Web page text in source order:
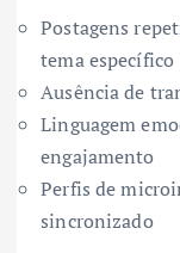
Postagens
tema específico
Ausência de
Linguagem
engajamento
Perfis de
sincronizado